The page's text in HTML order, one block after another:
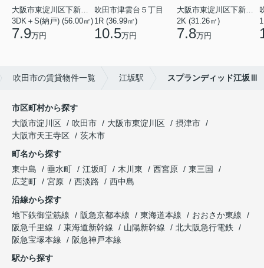
大阪市東淀川区下新庄２丁目
3DK＋S(納戸) (56.00㎡)
7.9万円
吹田市津雲台５丁目
1R (36.99㎡)
10.5万円
大阪市東淀川区下新庄５丁目
2K (31.26㎡)
7.8万円
吹田市の賃貸物件一覧 江坂駅 スプランディッド江坂Ⅲ
市区町村から探す
大阪市淀川区
吹田市 大阪市東淀川区
摂津市
大阪市天王寺区
茨木市
町名から探す
東中島
垂水町 江坂町 木川東 西宮原
東三国
広芝町
宮原 西淡路
西中島
沿線から探す
地下鉄御堂筋線
阪急京都本線 東海道本線
おおさか東線
阪急千里線
東海道新幹線 山陽新幹線
北大阪急行電鉄
阪急宝塚本線
阪急神戸本線
駅から探す